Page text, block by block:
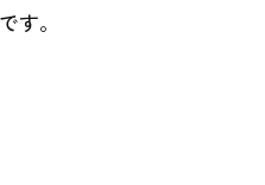
す。